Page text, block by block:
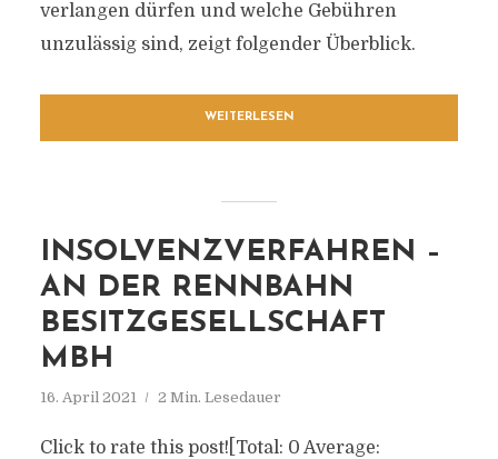
verlangen dürfen und welche Gebühren
unzulässig sind, zeigt folgender Überblick.
WEITERLESEN
INSOLVENZVERFAHREN –
AN DER RENNBAHN
BESITZGESELLSCHAFT
MBH
16. April 2021 2 Min. Lesedauer
Click to rate this post![Total: 0 Average: